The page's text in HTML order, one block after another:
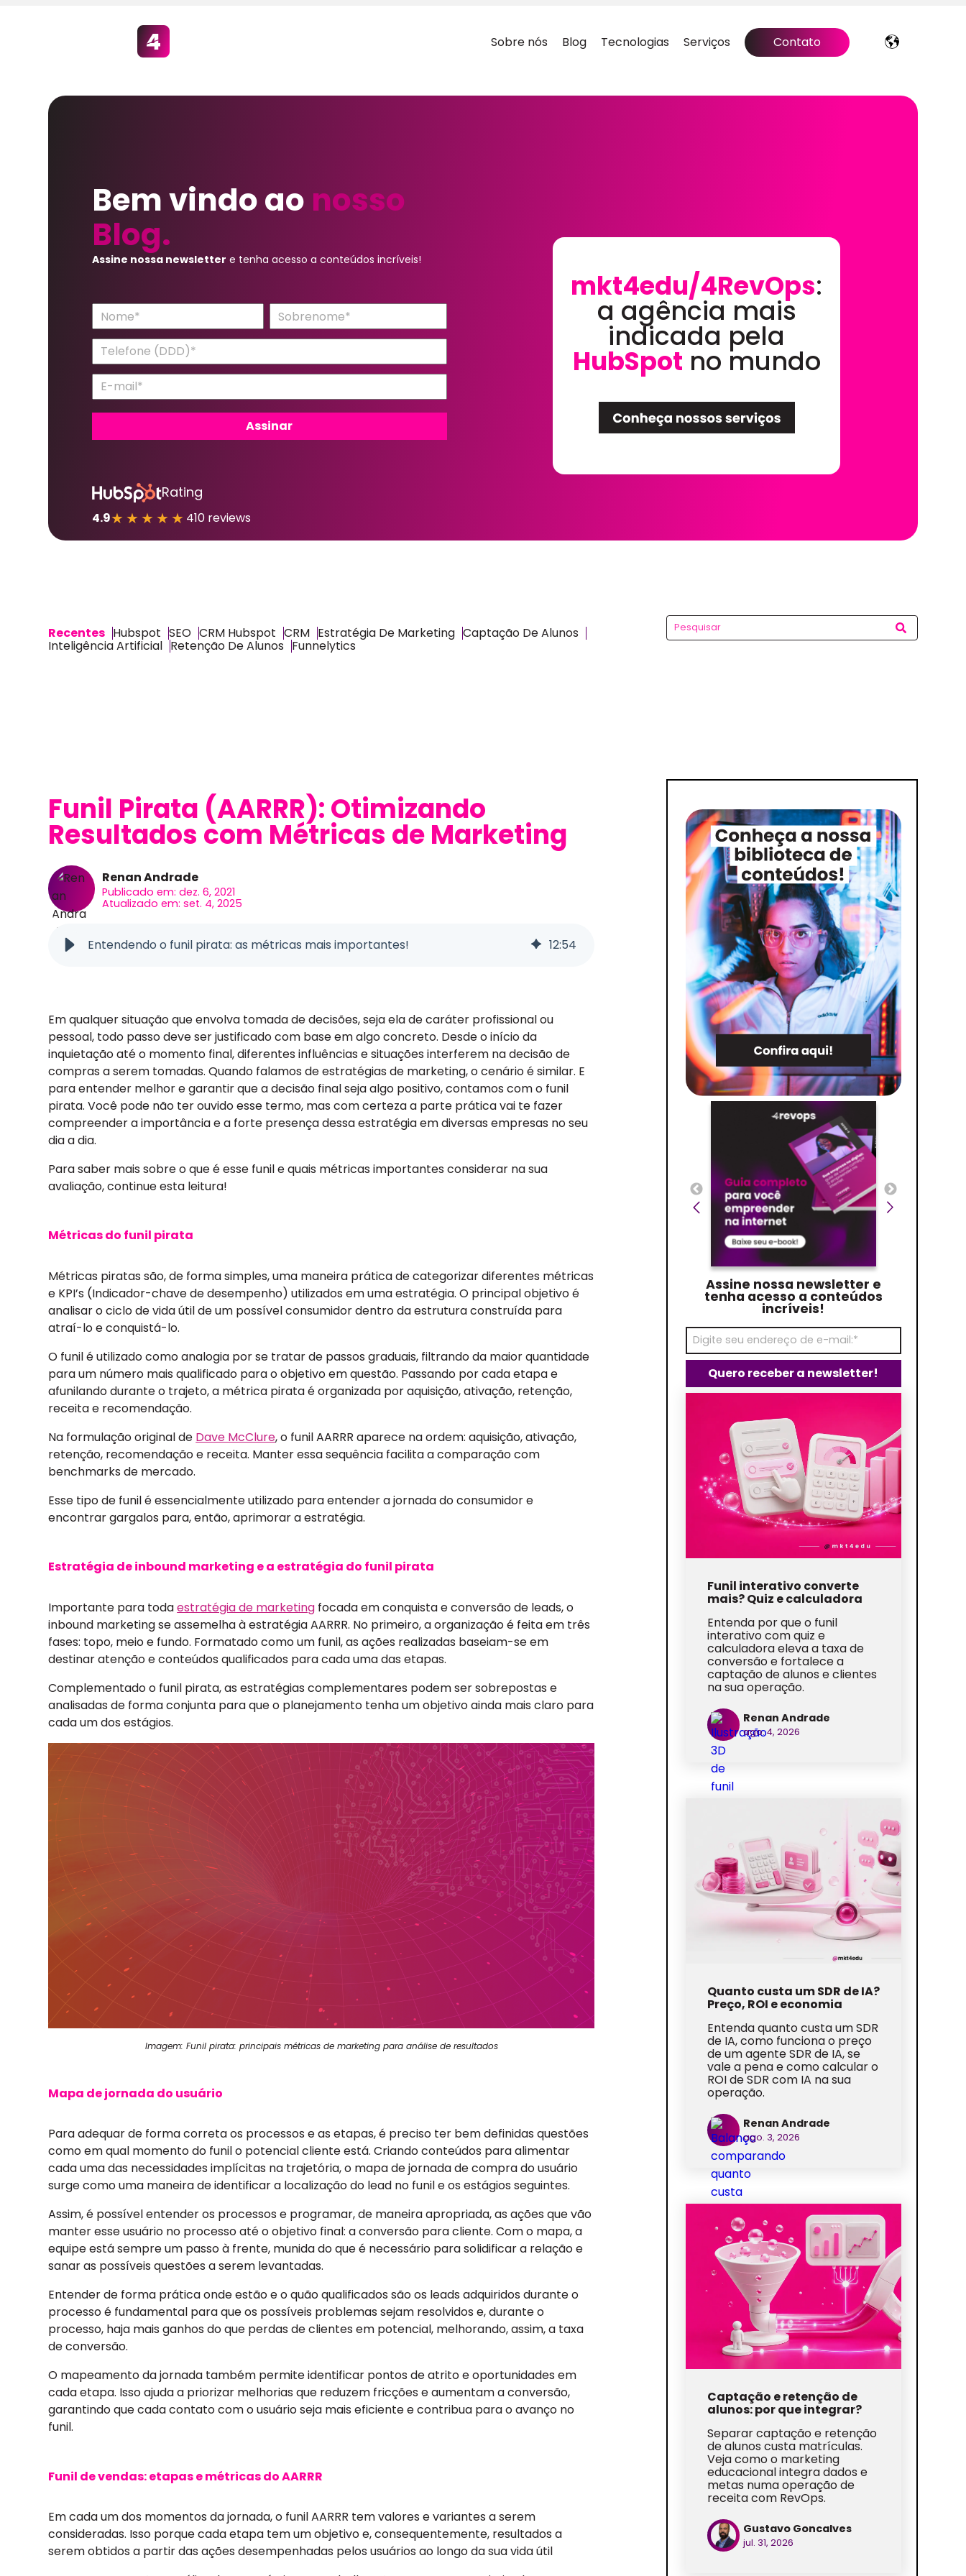
Sobre nós Blog Tecnologias Serviços Contato
Bem vindo ao nosso
Blog.
Assine nossa newsletter e tenha acesso a conteúdos incríveis!
Rating
4.9★★★★★ 410 reviews
mkt4edu/4RevOps:
a agência mais
indicada pela
HubSpot no mundo
Recentes Hubspot SEO CRM Hubspot CRM Estratégia De Marketing Captação De Alunos
Inteligência Artificial Retenção De Alunos Funnelytics
Funil Pirata (AARRR): Otimizando
Resultados com Métricas de Marketing
Renan Andrade
Publicado em: dez. 6, 2021
Atualizado em: set. 4, 2025
Entendendo o funil pirata: as métricas mais importantes! 12:54
Em qualquer situação que envolva tomada de decisões, seja ela de caráter profissional ou
pessoal, todo passo deve ser justificado com base em algo concreto. Desde o início da
inquietação até o momento final, diferentes influências e situações interferem na decisão de
compras a serem tomadas. Quando falamos de estratégias de marketing, o cenário é similar. E
para entender melhor e garantir que a decisão final seja algo positivo, contamos com o funil
pirata.Você pode não ter ouvido esse termo, mas com certeza a parte prática vai te fazer
compreender a importância e a forte presença dessa estratégia em diversas empresas no seu
dia a dia.
Para saber mais sobre o que é esse funil e quais métricas importantes considerar na sua
avaliação, continue esta leitura!
Métricas do funil pirata
Métricas piratas são, de forma simples, uma maneira prática de categorizar diferentes métricas
e KPI’s (Indicador-chave de desempenho) utilizados em uma estratégia. O principal objetivo é
analisar o ciclo de vida útil de um possível consumidor dentro da estrutura construída para
atraí-lo e conquistá-lo.
O funil é utilizado como analogia por se tratar de passos graduais, filtrando da maior quantidade
para um número mais qualificado para o objetivo em questão. Passando por cada etapa e
afunilando durante o trajeto, a métrica pirata é organizada por aquisição, ativação, retenção,
receita e recomendação.
Na formulação original de Dave McClure, o funil AARRR aparece na ordem: aquisição, ativação,
retenção, recomendação e receita. Manter essa sequência facilita a comparação com
benchmarks de mercado.
Esse tipo de funil é essencialmente utilizado para entender a jornada do consumidor e
encontrar gargalos para, então, aprimorar a estratégia.
Estratégia de inbound marketing e a estratégia do funil pirata
Importante para todaestratégia de marketing focada em conquista e conversão de leads, o
inbound marketing se assemelha à estratégia AARRR. No primeiro, a organização é feita em três
fases: topo, meio e fundo. Formatado como um funil, as ações realizadas baseiam-se em
destinar atenção e conteúdos qualificados para cada uma das etapas.
Complementado o funil pirata, as estratégias complementares podem ser sobrepostas e
analisadas de forma conjunta para que o planejamento tenha um objetivo ainda mais claro para
cada um dos estágios.
Imagem: Funil pirata: principais métricas de marketing para análise de resultados
Mapa de jornada do usuário
Para adequar de forma correta os processos e as etapas, é preciso ter bem definidas questões
como em qual momento do funil o potencial cliente está. Criando conteúdos para alimentar
cada uma das necessidades implícitas na trajetória, o mapa de jornada de compra do usuário
surge como uma maneira de identificar a localização do lead no funil e os estágios seguintes.
Assim, é possível entender os processos e programar, de maneira apropriada, as ações que vão
manter esse usuário no processo até o objetivo final: a conversão para cliente. Com o mapa, a
equipe está sempre um passo à frente, munida do que é necessário para solidificar a relação e
sanar as possíveis questões a serem levantadas.
Entender de forma prática onde estão e o quão qualificados são os leads adquiridos durante o
processo é fundamental para que os possíveis problemas sejam resolvidos e, durante o
processo, haja mais ganhos do que perdas de clientes em potencial, melhorando, assim, a taxa
de conversão.
O mapeamento da jornada também permite identificar pontos de atrito e oportunidades em
cada etapa. Isso ajuda a priorizar melhorias que reduzem fricções e aumentam a conversão,
garantindo que cada contato com o usuário seja mais eficiente e contribua para o avanço no
funil.
Funil de vendas: etapas e métricas do AARRR
Em cada um dos momentos da jornada, o funil AARRR tem valores e variantes a serem
consideradas. Isso porque cada etapa tem um objetivo e, consequentemente, resultados a
serem obtidos a partir das ações desempenhadas pelos usuários ao longo da sua vida útil
Assine nossa newsletter e
tenha acesso a conteúdos
incríveis!
Funil interativo converte
mais? Quiz e calculadora
Entenda por que o funil
interativo com quiz e
calculadora eleva a taxa de
conversão e fortalece a
captação de alunos e clientes
na sua operação.
Renan Andrade
ago. 4, 2026
Quanto custa um SDR de IA?
Preço, ROI e economia
Entenda quanto custa um SDR
de IA, como funciona o preço
de um agente SDR de IA, se
vale a pena e como calcular o
ROI de SDR com IA na sua
operação.
Renan Andrade
ago. 3, 2026
Captação e retenção de
alunos: por que integrar?
Separar captação e retenção
de alunos custa matrículas.
Veja como o marketing
educacional integra dados e
metas numa operação de
receita com RevOps.
Gustavo Goncalves
jul. 31, 2026